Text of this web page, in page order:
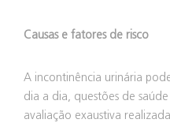
Causas e fatores de risco
A incontinência urinária
dia a dia, questões de
avaliação exaustiva